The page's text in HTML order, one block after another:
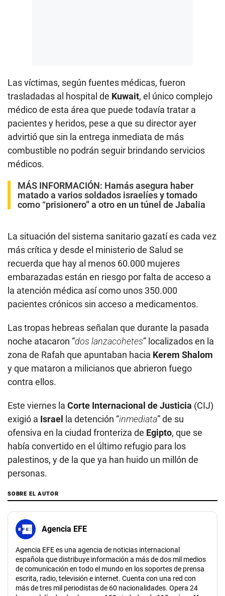
Las víctimas, según fuentes médicas, fueron
trasladadas al hospital de Kuwait, el único complejo
médico de esta área que puede todavía tratar a
pacientes y heridos, pese a que su director ayer
advirtió que sin la entrega inmediata de más
combustible no podrán seguir brindando servicios
médicos.
MÁS INFORMACIÓN: Hamás asegura haber
matado a varios soldados israelíes y tomado
como “prisionero” a otro en un túnel de Jabalia
La situación del sistema sanitario gazatí es cada vez
más crítica y desde el ministerio de Salud se
recuerda que hay al menos 60.000 mujeres
embarazadas están en riesgo por falta de acceso a
la atención médica así como unos 350.000
pacientes crónicos sin acceso a medicamentos.
Las tropas hebreas señalan que durante la pasada
noche atacaron “dos lanzacohetes” localizados en la
zona de Rafah que apuntaban hacia Kerem Shalom
y que mataron a milicianos que abrieron fuego
contra ellos.
Este viernes la Corte Internacional de Justicia (CIJ)
exigió a Israel la detención “inmediata” de su
ofensiva en la ciudad fronteriza de Egipto, que se
había convertido en el último refugio para los
palestinos, y de la que ya han huido un millón de
personas.
SOBRE EL AUTOR
Agencia EFE
Agencia EFE es una agencia de noticias internacional
española que distribuye información a más de dos mil medios
de comunicación en todo el mundo en los soportes de prensa
escrita, radio, televisión e internet. Cuenta con una red con
más de tres mil periodistas de 60 nacionalidades. Opera 24